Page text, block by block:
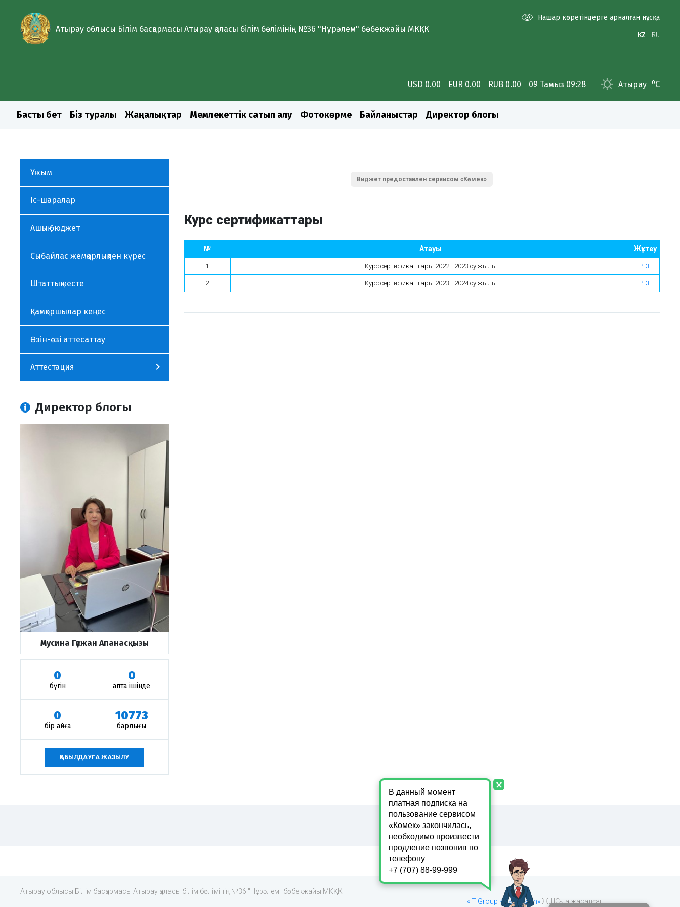
Атырау облысы Білім басқармасы Атырау қаласы білім бөлімінің №36 "Нұрәлем" бөбекжайы МКҚК
Нашар көретіндерге арналған нұсқа
KZ RU
USD 0.00 EUR 0.00 RUB 0.00 09 Тамыз 09:28 Атырау oC
Басты бет Біз туралы Жаңалықтар Мемлекеттік сатып алу Фотокөрме Байланыстар Директор блогы
Ұжым
Іс-шаралар
Ашық бюджет
Сыбайлас жемқорлықпен күрес
Штаттық кесте
Қамқоршылар кеңес
Өзін-өзі аттесаттау
Аттестация
Директор блогы
Мусина Гүлжан Апанасқызы
0
бүгін
0
апта ішінде
0
бір айға
10773
барлығы
ҚАБЫЛДАУҒА ЖАЗЫЛУ
Виджет предоставлен сервисом «Көмек»
Курс сертификаттары
№ Атауы Жүктеу
1 Курс сертификаттары 2022 - 2023 оқу жылы PDF
2 Курс сертификаттары 2023 - 2024 оқу жылы PDF
Атырау облысы Білім басқармасы Атырау қаласы білім бөлімінің №36 "Нұрәлем" бөбекжайы МКҚК
«IT Group Kazakhstan»ЖШС-да жасалған